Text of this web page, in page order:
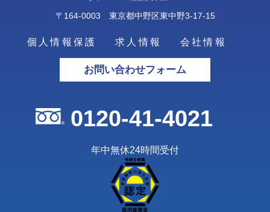
〒164-0003 東京都中野区東中野3-17-15
個人情報保護 求人情報 会社情報
お問い合わせフォーム
0120-41-4021
年中無休24時間受付